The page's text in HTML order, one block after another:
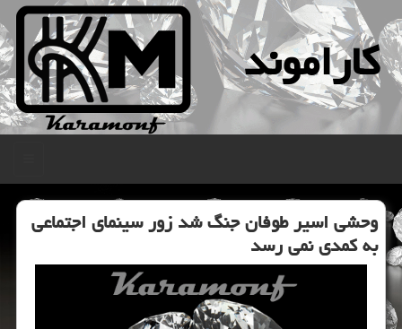
كاراموند
وحشی اسیر طوفان جنگ شد زور سینمای اجتماعی
به کمدی نمی رسد